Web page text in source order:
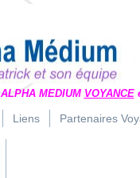
ALPHA MEDIUM VOYANCE
Liens Partenaires